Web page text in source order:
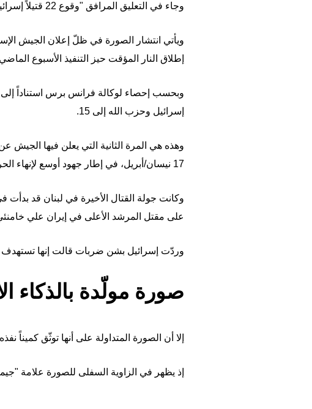
وجاء في التعليق المرافق "وقوع 22 قتيلاً إسرائيلياً في كمين نفذه حزب الله".
إطلاق النار المؤقت حيز التنفيذ الأسبوع
وبحسب إحصاء لوكالة فرانس برس استناداً إلى
إسرائيل وحزب الله إلى 15.
وهذه هي المرة الثانية التي يعلن فيها الجيش
17 نيسان/أبريل، في إطار جهود أوسع لإنهاء الحرب في الشرق الأوسط بشكل دائم.
على مقتل المرشد الأعلى في إيران علي خامنئي
وردّت إسرائيل بشن ضربات قالت إنها تستهدف
صورة مولّدة بالذكاء
إلا أن الصورة المتداولة على أنها توثّق كميناً
إذ يظهر في الزاوية السفلى للصورة علامة